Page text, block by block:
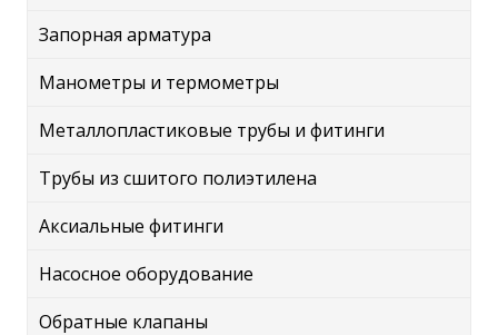
Запорная арматура
Манометры и термометры
Металлопластиковые трубы и фитинги
Трубы из сшитого полиэтилена
Аксиальные фитинги
Насосное оборудование
Обратные клапаны